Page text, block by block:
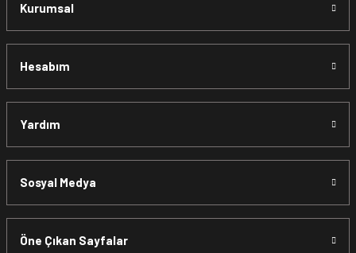
Kurumsal
Hesabım
Yardım
Sosyal Medya
Öne Çıkan Sayfalar